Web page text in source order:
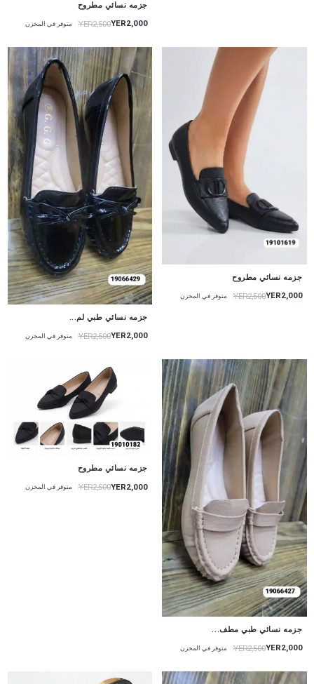
جزمه نسائي مطروح
YER2,000
YER2,500 متوفر في المخزن
جزمه نسائي مطروح
YER2,000
YER2,500 متوفر في المخزن
جزمه نسائي طبي لم...
YER2,000
YER2,500 متوفر في المخزن
جزمه نسائي طبي مطف...
YER2,000
YER2,500 متوفر في المخزن
جزمه نسائي مطروح
YER2,000
YER2,500 متوفر في المخزن